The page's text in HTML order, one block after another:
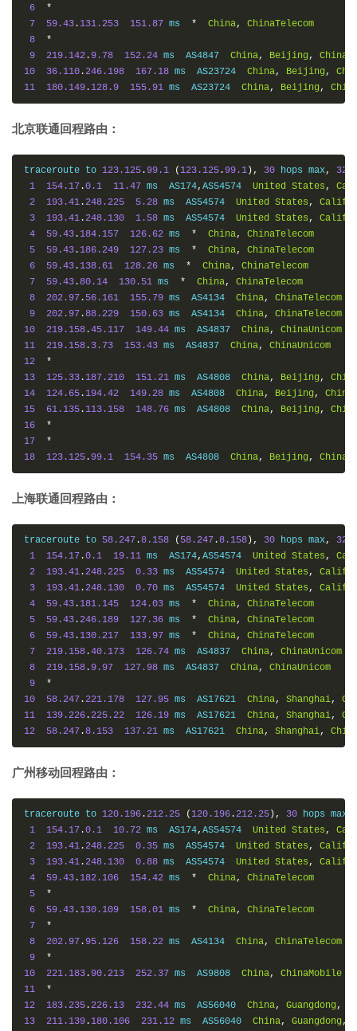
6
*
7
59.43 . 131.253 151.87 ms * China,
ChinaTelecom
8
*
9
219.142 .9.78 152.24 ms  AS4847 China, Beijing,
10
36.110 .246.198 167.18 ms  AS23724 China, Beijing,
11
180.149 . 128.9 155.91 ms  AS23724 China, Beijing,
北京联通回程路由：
traceroute to 123.125 .99.1 ( 123.125 .99.1 ), 30 hops max, 32
1
154.17 .0.1 11.47 ms  AS174, AS54574 United States ,
2
193.41 .248.225 5.28 ms  AS54574 United States ,
3
193.41 .248.130 1.58 ms  AS54574 United States ,
4
59.43 . 184.157 126.62 ms * China,
ChinaTelecom
5
59.43 . 186.249 127.23 ms * China,
ChinaTelecom
6
59.43 . 138.61 128.26 ms * China,
ChinaTelecom
7
59.43 .80.14 130.51 ms * China,
ChinaTelecom
8
202.97 . 56.161 155.79 ms  AS4134 China,
ChinaTelecom
9
202.97 .88.229 150.63 ms  AS4134 China,
ChinaTelecom
10
219.158 .45.117 149.44 ms  AS4837 China,
ChinaUnicom
11
219.158 . 3.73 153.43 ms  AS4837 China,
ChinaUnicom
12
*
13
125.33 . 187.210 151.21 ms  AS4808 China, Beijing,
14
124.65 . 194.42 149.28 ms  AS4808 China, Beijing,
15
61.135 . 113.158 148.76 ms  AS4808 China, Beijing,
16
*
17
*
18
123.125 .99.1 154.35 ms  AS4808 China, Beijing,
上海联通回程路由：
traceroute to 58.247 .8.158 ( 58.247 .8.158 ), 30 hops max, 32
1
154.17 .0.1 19.11 ms  AS174, AS54574 United States ,
2
193.41 .248.225 0.33 ms  AS54574 United States ,
3
193.41 .248.130 0.70 ms  AS54574 United States ,
4
59.43 . 181.145 124.03 ms * China,
ChinaTelecom
5
59.43 .246.189 127.36 ms * China,
ChinaTelecom
6
59.43 . 130.217 133.97 ms * China,
ChinaTelecom
7
219.158 .40.173 126.74 ms  AS4837 China,
ChinaUnicom
8
219.158 .9.97 127.98 ms  AS4837 China,
ChinaUnicom
9
*
10
58.247 .221.178 127.95 ms  AS17621 China, Shanghai,
11
139.226 .225.22 126.19 ms  AS17621 China, Shanghai,
12
58.247 .8.153 137.21 ms  AS17621 China, Shanghai,
广州移动回程路由：
traceroute to 120.196 .212.25 ( 120.196 .212.25 ), 30 hops max
1
154.17 .0.1 10.72 ms  AS174, AS54574 United States ,
2
193.41 .248.225 0.35 ms  AS54574 United States ,
3
193.41 .248.130 0.88 ms  AS54574 United States ,
4
59.43 . 182.106 154.42 ms * China,
ChinaTelecom
5
*
6
59.43 . 130.109 158.01 ms * China,
ChinaTelecom
7
*
8
202.97 .95.126 158.22 ms  AS4134 China,
ChinaTelecom
9
*
10
221.183 .90.213 252.37 ms  AS9808 China,
ChinaMobile
11
*
12
183.235 .226.13 232.44 ms  AS56040 China, Guangdong,
13
211.139 . 180.106 231.12 ms  AS56040 China, Guangdong,